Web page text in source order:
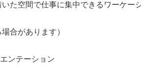
た空間で仕事に集中できるワーケー
合があります）
ンテーション